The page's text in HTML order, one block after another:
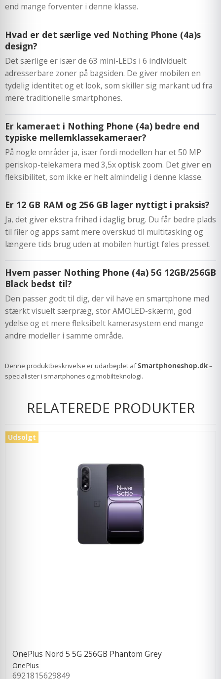
end mange forventer i denne klasse.
Hvad er det særlige ved Nothing Phone (4a)s
design?
Det særlige er især de 63 mini-LEDs i 6 individuelt
adresserbare zoner på bagsiden. De giver mobilen en
tydelig identitet og et look, som skiller sig markant ud fra
mere traditionelle smartphones.
Er kameraet i Nothing Phone (4a) bedre end
typiske mellemklassekameraer?
På nogle områder ja, især fordi modellen har et 50 MP
periskop-telekamera med 3,5x optisk zoom. Det giver en
fleksibilitet, som ikke er helt almindelig i denne klasse.
Er 12 GB RAM og 256 GB lager nyttigt i praksis?
Ja, det giver ekstra frihed i daglig brug. Du får bedre plads
til filer og apps samt mere overskud til multitasking og
længere tids brug uden at mobilen hurtigt føles presset.
Hvem passer Nothing Phone (4a) 5G 12GB/256GB
Black bedst til?
Den passer godt til dig, der vil have en smartphone med
stærkt visuelt særpræg, stor AMOLED-skærm, god
ydelse og et mere fleksibelt kamerasystem end mange
andre modeller i samme område.
Denne produktbeskrivelse er udarbejdet afSmartphoneshop.dk–
specialister i smartphones og mobilteknologi.
RELATEREDE PRODUKTER
Udsolgt
OnePlus Nord 5 5G 256GB Phantom Grey
OnePlus
6921815629849